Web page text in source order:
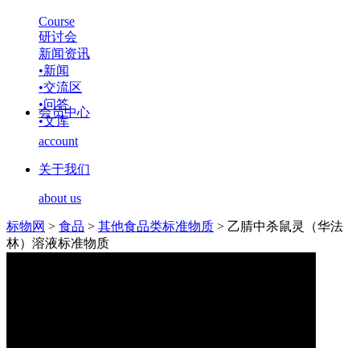
Course
研讨会
新闻资讯
•新闻
•交流区
•问答
•文库
会员中心
account
关于我们
about us
标物网 > 食品 > 其他食品类标准物质 > 乙腈中杀鼠灵（华法
林）溶液标准物质